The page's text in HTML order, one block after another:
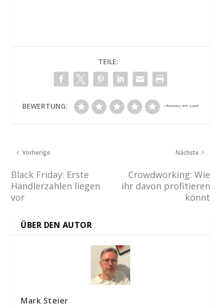
TEILE:
BEWERTUNG:
Vorherige
Black Friday: Erste
Händlerzahlen liegen
vor
Nächste
Crowdworking: Wie
ihr davon profitieren
könnt
ÜBER DEN AUTOR
Mark Steier